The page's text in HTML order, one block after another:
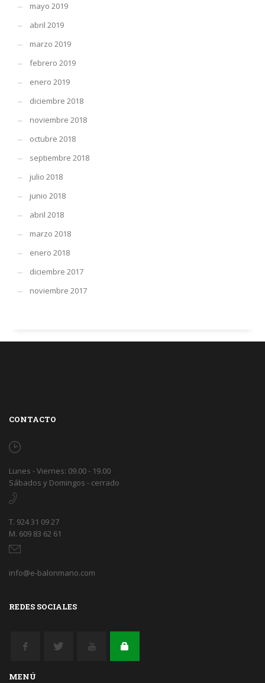
mayo 2019
abril 2019
marzo 2019
febrero 2019
enero 2019
diciembre 2018
noviembre 2018
octubre 2018
septiembre 2018
julio 2018
junio 2018
abril 2018
marzo 2018
enero 2018
diciembre 2017
noviembre 2017
CONTACTO
Lunes - Viernes: 09.00 - 19.00
Sábados y Domingos - cerrado
T. 924 31 09 27
M. 609 83 62 61
info@e-balonmano.com
REDES SOCIALES
MENÚ